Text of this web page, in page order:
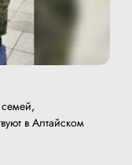
в Алтайском